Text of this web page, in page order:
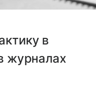
в
журналах